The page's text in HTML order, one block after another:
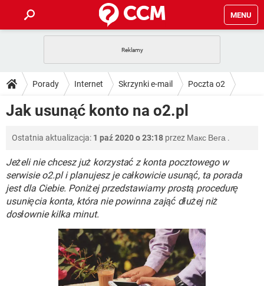
MENU
GRY WHATSAPP
SPOTIFY NETFLIX
PORADY
PlayStation
GRY WHATSAPP
SPOTIFY NETFLIX
INSTAGRAM FACEBOOK
WINDOWS 10
DO POBRANIA
IOS NETFLIX
INSTAGRAM FACEBOOK
WINDOWS 10
FORUM
COVID-19 TIKTOK
GRY WHATSAPP
SPOTIFY NETFLIX
INSTAGRAM
ARTYKUŁY
COVID-19 TIKTOK
WHATSAPP
NETFLIX
FACEBOOK
Porady Internet Skrzynki e-mail Poczta o2
Jak usunąć konto na o2.pl
Ostatnia aktualizacja: 1 paź 2020 o 23:18 przez Макс Вега .
Jeżeli nie chcesz już korzystać z konta pocztowego w
serwisie o2.pl i planujesz je całkowicie usunąć, ta porada
jest dla Ciebie. Poniżej przedstawiamy prostą procedurę
usunięcia konta, która nie powinna zająć dłużej niż
dosłownie kilka minut.